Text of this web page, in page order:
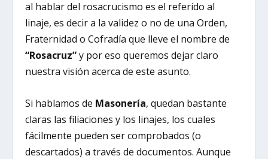
al hablar del rosacrucismo es el referido al
linaje, es decir a la validez o no de una Orden,
Fraternidad o Cofradía que lleve el nombre de
“Rosacruz”y por eso queremos dejar claro
nuestra visión acerca de este asunto.
Si hablamos de Masonería, quedan bastante
claras las filiaciones y los linajes, los cuales
fácilmente pueden ser comprobados (o
descartados) a través de documentos. Aunque